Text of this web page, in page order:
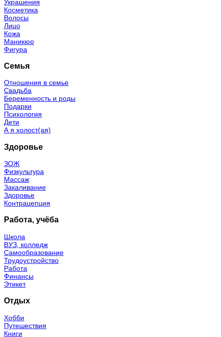
Украшения
Косметика
Волосы
Лицо
Кожа
Маникюр
Фигура
Семья
Отношения в семье
Свадьба
Беременность и роды
Подарки
Психология
Дети
А я холост(ая)
Здоровье
ЗОЖ
Физкультура
Массаж
Закаливание
Здоровье
Контрацепция
Работа, учёба
Школа
ВУЗ, колледж
Самообразование
Трудоустройство
Работа
Финансы
Этикет
Отдых
Хобби
Путешествия
Книги